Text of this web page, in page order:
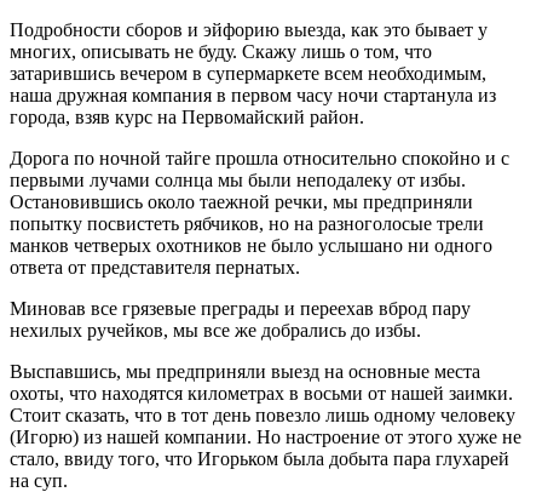
Подробности сборов и эйфорию выезда, как это бывает у
многих, описывать не буду. Скажу лишь о том, что
затарившись вечером в супермаркете всем необходимым,
наша дружная компания в первом часу ночи стартанула из
города, взяв курс на Первомайский район.
Дорога по ночной тайге прошла относительно спокойно и с
первыми лучами солнца мы были неподалеку от избы.
Остановившись около таежной речки, мы предприняли
попытку посвистеть рябчиков, но на разноголосые трели
манков четверых охотников не было услышано ни одного
ответа от представителя пернатых.
Миновав все грязевые преграды и переехав вброд пару
нехилых ручейков, мы все же добрались до избы.
Выспавшись, мы предприняли выезд на основные места
охоты, что находятся километрах в восьми от нашей заимки.
Стоит сказать, что в тот день повезло лишь одному человеку
(Игорю) из нашей компании. Но настроение от этого хуже не
стало, ввиду того, что Игорьком была добыта пара глухарей
на суп.